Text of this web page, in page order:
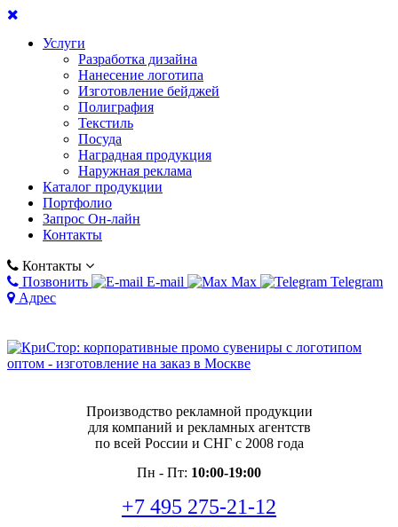
Услуги
Разработка дизайна
Нанесение логотипа
Изготовление бейджей
Полиграфия
Текстиль
Посуда
Наградная продукция
Наружная реклама
Каталог продукции
Портфолио
Запрос Он-лайн
Контакты
Контакты
Позвонить
E-mail Max
Telegram
Адрес
Производство рекламной продукции
для компаний и рекламных агентств
по всей России и СНГ с 2008 года
Пн - Пт: 10:00-19:00
+7 495 275-21-12